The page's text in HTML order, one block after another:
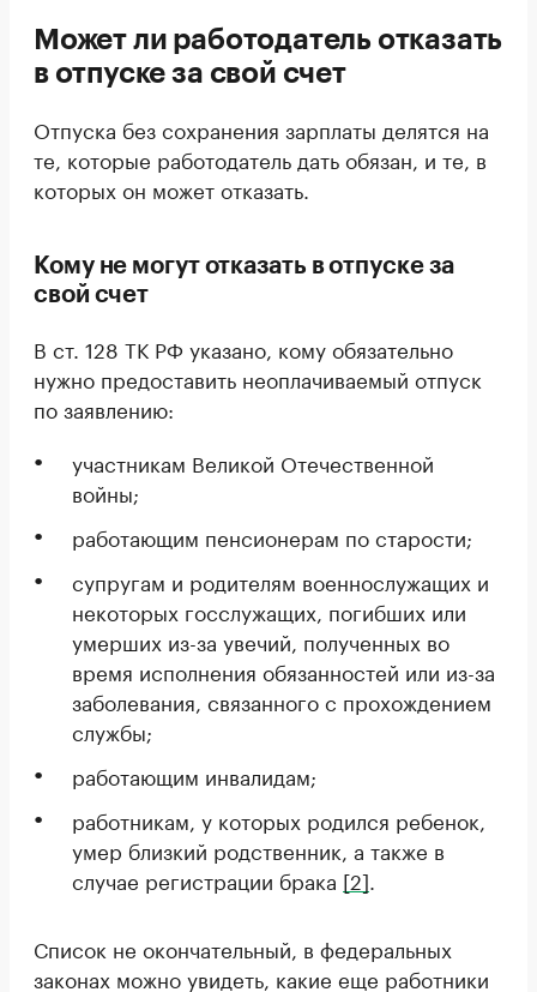
Может ли работодатель отказать
в отпуске за свой счет
Отпуска без сохранения зарплаты делятся на
те, которые работодатель дать обязан, и те, в
которых он может отказать.
Кому не могут отказать в отпуске за
свой счет
В ст. 128 ТК РФ указано, кому обязательно
нужно предоставить неоплачиваемый отпуск
по заявлению:
участникам Великой Отечественной
войны;
работающим пенсионерам по старости;
супругам и родителям военнослужащих и
некоторых госслужащих, погибших или
умерших из-за увечий, полученных во
время исполнения обязанностей или из-за
заболевания, связанного с прохождением
службы;
работающим инвалидам;
работникам, у которых родился ребенок,
умер близкий родственник, а также в
случае регистрации брака [2]
Список не окончательный, в федеральных
законах можно увидеть, какие еще работники